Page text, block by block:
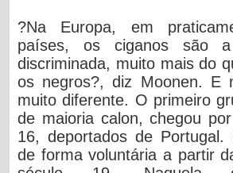
?Na Europa, em
países, os ciganos são
discriminada, muito mais do
os negros?, diz Moonen. E
muito diferente. O primeiro
de maioria calon, chegou
16, deportados de
de forma voluntária a partir